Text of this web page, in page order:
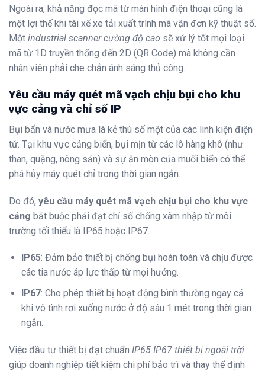
Ngoài ra, khả năng đọc mã từ màn hình điện thoại cũng là
một lợi thế khi tài xế xe tải xuất trình mã vận đơn kỹ thuật số.
Một industrial scanner cường độ cao sẽ xử lý tốt mọi loại
mã từ 1D truyền thống đến 2D (QR Code) mà không cần
nhân viên phải che chắn ánh sáng thủ công.
Yêu cầu máy quét mã vạch chịu bụi cho khu
vực cảng và chỉ số IP
Bụi bẩn và nước mưa là kẻ thù số một của các linh kiện điện
tử. Tại khu vực cảng biển, bụi mịn từ các lô hàng khô (như
than, quặng, nông sản) và sự ăn mòn của muối biển có thể
phá hủy máy quét chỉ trong thời gian ngắn.
Do đó, yêu cầu máy quét mã vạch chịu bụi cho khu vực
cảng bắt buộc phải đạt chỉ số chống xâm nhập từ môi
trường tối thiểu là IP65 hoặc IP67.
IP65: Đảm bảo thiết bị chống bụi hoàn toàn và chịu được
các tia nước áp lực thấp từ mọi hướng.
IP67: Cho phép thiết bị hoạt động bình thường ngay cả
khi vô tình rơi xuống nước ở độ sâu 1 mét trong thời gian
ngắn.
Việc đầu tư thiết bị đạt chuẩn IP65 IP67 thiết bị ngoài trời
giúp doanh nghiệp tiết kiệm chi phí bảo trì và thay thế định